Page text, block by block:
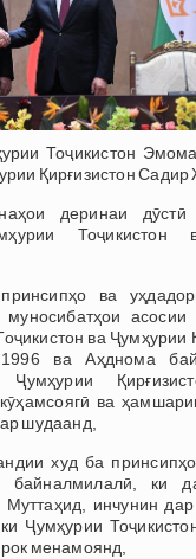
Тоҷикистон
Қирғизистон Садир
деринаи дӯстӣ
Тоҷикистон
ва
асосии
ва Ҷумҳурии
ва Аҳднома
Ҷумҳурии
ва
шудаанд,
худ ба
байналмилалӣ, ки
инчунин
Ҷумҳурии
менамоянд,